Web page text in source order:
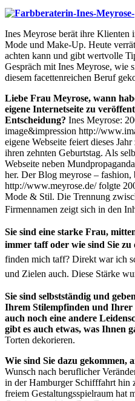
Ines Meyrose berät ihre Klienten
Mode und Make-Up. Heute
achten kann und gibt wertvolle
Gespräch mit Ines Meyrose, wie
diesem facettenreichen Beruf
Liebe Frau Meyrose, wann
eigene Internetseite zu
Entscheidung? Ines Meyrose:
image&impression http://
eigene Webseite feiert dieses
ihren zehnten Geburtstag. Als
Webseite neben
her. Der Blog meyrose – fashion,
http://www.meyrose.de/ folgte
Mode & Stil. Die Trennung
Firmennamen zeigt sich in den
Sie sind eine starke Frau,
immer taff oder wie sind Sie zu
finden mich taff? Direkt war ich
und Zielen auch. Diese Stärke
Sie sind selbstständig und
Ihrem Stilempfinden und Ihrer
auch noch eine andere
gibt es auch etwas, was Ihnen
Torten dekorieren.
Wie sind Sie dazu gekommen,
Wunsch nach beruflicher
in der Hamburger Schifffahrt hin
freiem Gestaltungsspielraum hat